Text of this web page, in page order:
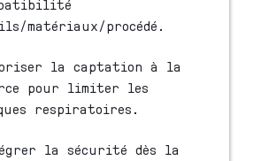
matériaux/procédé.
la captation à la
pour limiter les
respiratoires.
la sécurité dès la